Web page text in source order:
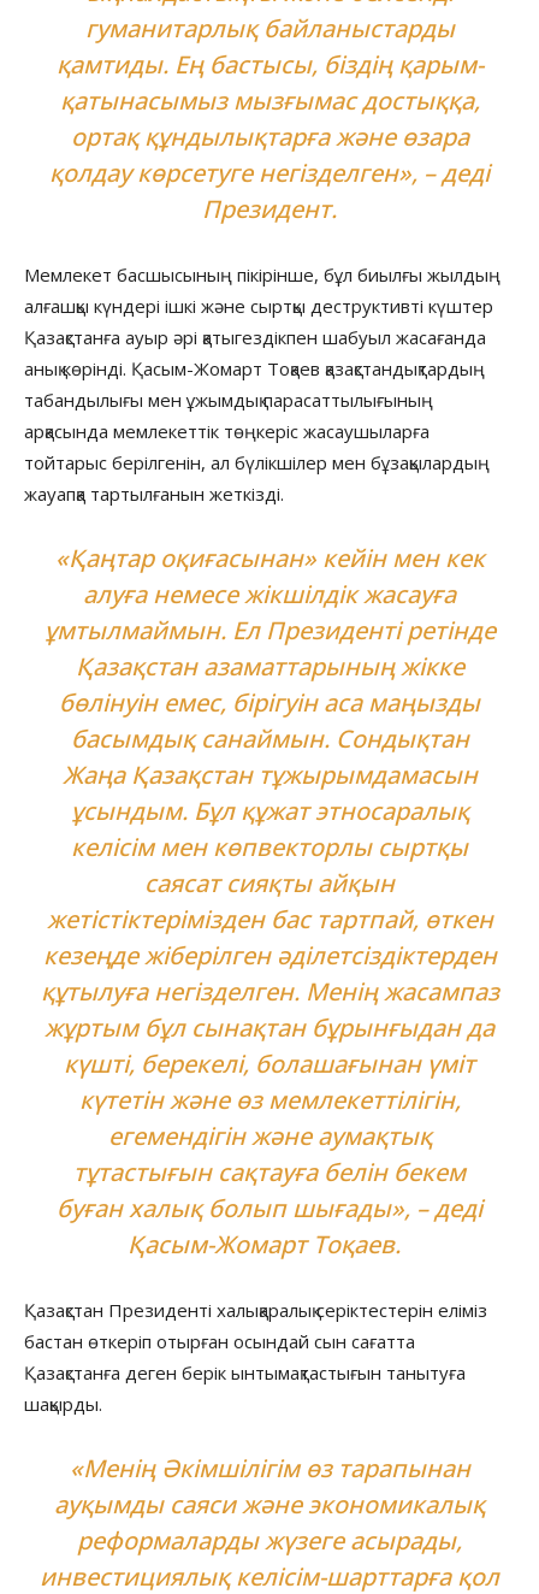
гуманитарлық байланыстарды
қамтиды. Ең бастысы, біздің қарым-
қатынасымыз мызғымас достыққа,
ортақ құндылықтарға және өзара
қолдау көрсетуге негізделген», – деді
Президент.
Мемлекет басшысының пікірінше, бұл биылғы жылдың
алғашқы күндері ішкі және сыртқы деструктивті күштер
Қазақстанға ауыр әрі қатыгездікпен шабуыл жасағанда
анық көрінді. Қасым-Жомарт Тоқаев қазақстандықтардың
табандылығы мен ұжымдық парасаттылығының
арқасында мемлекеттік төңкеріс жасаушыларға
тойтарыс берілгенін, ал бүлікшілер мен бұзақылардың
жауапқа тартылғанын жеткізді.
«Қаңтар оқиғасынан» кейін мен кек
алуға немесе жікшілдік жасауға
ұмтылмаймын. Ел Президенті ретінде
Қазақстан азаматтарының жікке
бөлінуін емес, бірігуін аса маңызды
басымдық санаймын. Сондықтан
Жаңа Қазақстан тұжырымдамасын
ұсындым. Бұл құжат этносаралық
келісім мен көпвекторлы сыртқы
саясат сияқты айқын
жетістіктерімізден бас тартпай, өткен
кезеңде жіберілген әділетсіздіктерден
құтылуға негізделген. Менің жасампаз
жұртым бұл сынақтан бұрынғыдан да
күшті, берекелі, болашағынан үміт
күтетін және өз мемлекеттілігін,
егемендігін және аумақтық
тұтастығын сақтауға белін бекем
буған халық болып шығады», – деді
Қасым-Жомарт Тоқаев.
Қазақстан Президенті халықаралық серіктестерін еліміз
бастан өткеріп отырған осындай сын сағатта
Қазақстанға деген берік ынтымақтастығын танытуға
шақырды.
«Менің Әкімшілігім өз тарапынан
ауқымды саяси және экономикалық
реформаларды жүзеге асырады,
инвестициялық келісім-шарттарға қол